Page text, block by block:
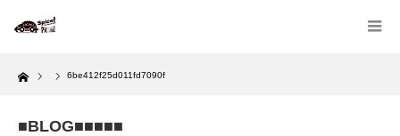
Home 6be412f25d011fd7090f
■BLOG■■■■■